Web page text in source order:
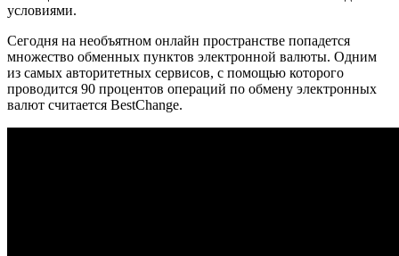
условиями.
Сегодня на необъятном онлайн пространстве попадется
множество обменных пунктов электронной валюты. Одним
из самых авторитетных сервисов, с помощью которого
проводится 90 процентов операций по обмену электронных
валют считается BestChange.